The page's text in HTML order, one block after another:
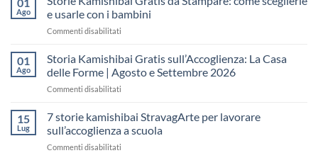
“fare
una
lezione
per
dell’Accoglienza:
Giorni
Ago
e usarle con i bambini
Commenti disabilitati
Kamishibai
da
sceglierle
01
Ago
Storia Kamishibai Gratis sull’Accoglienza: La Casa
delle Forme | Agosto e Settembre 2026
Commenti disabilitati
Kamishibai
sull’Accoglienza:
15
Lug
7 storie kamishibai StravagArte per lavorare
sull’accoglienza a scuola
Commenti disabilitati